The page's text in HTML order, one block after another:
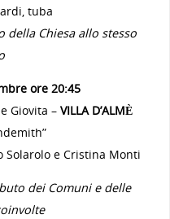
tuba
della Chiesa allo stesso
ore 20:45
Giovita – VILLA D’ALMÈ
Solarolo e Cristina Monti
dei Comuni e delle